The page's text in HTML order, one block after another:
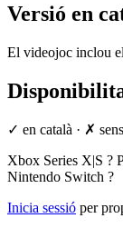
Versió en
El videojoc inclou
✓ en català · ✗
Xbox Series X|S ?
Nintendo Switch ?
Inicia sessió per